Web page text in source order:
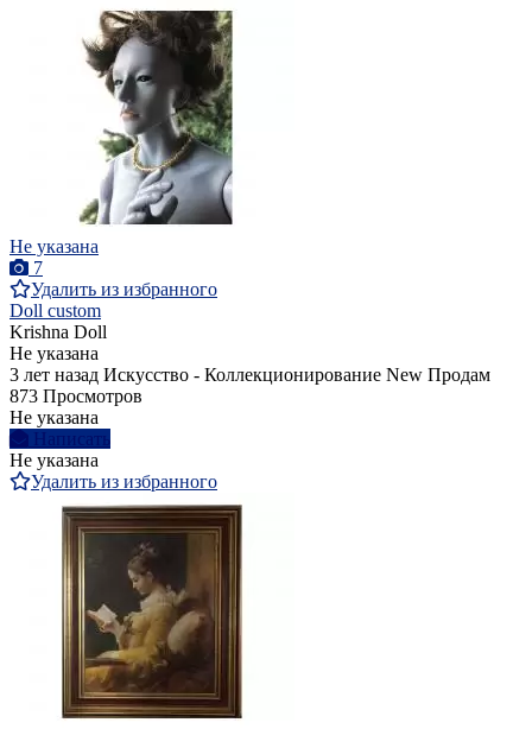
Не указана
7
Удалить из избранного
Doll custom
Krishna Doll
Не указана
3 лет назад Искусство - Коллекционирование New Продам
873 Просмотров
Не указана
Написать
Не указана
Удалить из избранного